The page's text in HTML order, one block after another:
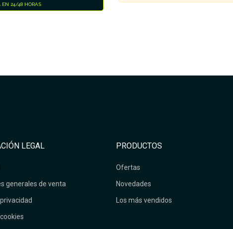
EN 24/48 HORAS
LEGAL
generales de venta
PRODUCTOS
Ofertas
Novedades
Los más vendidos